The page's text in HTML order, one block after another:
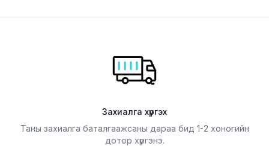
Захиалга хүргэх
Таны захиалга баталгаажсаны дараа бид 1-2 хоногийн
дотор хүргэнэ.